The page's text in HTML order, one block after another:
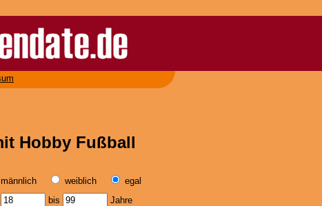
Hobby Fußball
männlich weiblich
egal
bis Jahre